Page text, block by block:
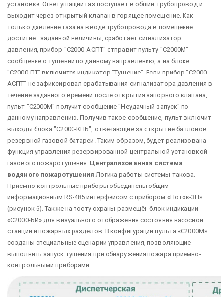
установке. Огнетушащий газ поступает в общий трубопровод и
выходит через открытый клапан в горящее помещение. Как
только давление газа на вводе трубопровода в помещение
достигнет заданной величины, сработает сигнализатор
давления, прибор "С2000-АСПТ" отправит пульту "С2000М"
сообщение о тушении по данному направлению, а на блоке
"С2000-ПТ" включится индикатор "Тушение". Если прибор "С2000-
АСПТ" не зафиксировал срабатывания сигнализатора давления в
течение заданного времени после открытия запорного клапана,
пульт "С2000М" получит сообщение "Неудачный запуск" по
данному направлению. Получив такое сообщение, пульт включит
выходы блока "С2000-КПБ", отвечающие за открытие баллонов
резервной газовой батареи. Таким образом, будет реализована
функция управления резервированной центральной установкой
газового пожаротушения. Централизованная система
водяного пожаротушенияЛогика работы системы такова.
Приёмно-контрольные приборы объединены общим
информационным RS-485 интерфейсом с прибором «Поток-3Н»
(рисунок 6). Также на посту охраны размещён блок индикации
«С2000-БИ» для визуального отображения состояния насосной
станции и пожарных разделов. В конфигурации пульта «С2000М»
созданы специальные сценарии управления, позволяющие
выполнить запуск тушения при обнаружения пожара приёмно-
контрольными приборами.